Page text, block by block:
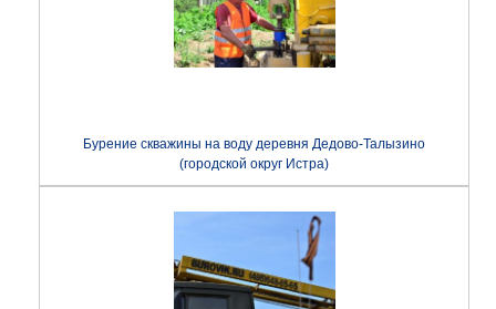
Бурение скважины на воду деревня Дедово-Талызино
(городской округ Истра)